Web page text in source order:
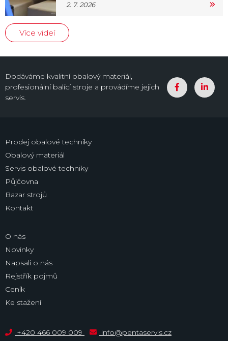
2. 7. 2026
Více videí
Dodáváme kvalitní obalový materiál,
profesionální balící stroje a provádíme jejich
servis.
Prodej obalové techniky
Obalový materiál
Servis obalové techniky
Půjčovna
Bazar strojů
Kontakt
O nás
Novinky
Napsali o nás
Rejstřík pojmů
Ceník
Ke stažení
+420 466 009 009 info@pentaservis.cz